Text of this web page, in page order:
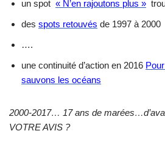
un spot « N’en rajoutons plus »
des spots retouvés de 1997 à 2000
….
une continuité d’action en 2016
sauvons les océans
2000-2017… 17 ans de
VOTRE AVIS ?